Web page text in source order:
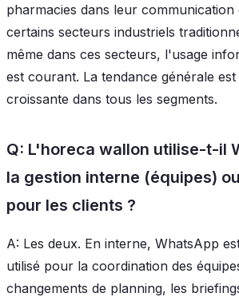
pharmacies dans leur communication
certains secteurs industriels
même dans ces secteurs, l'usage
est courant. La tendance générale
croissante dans tous les segments.
Q: L'horeca wallon utilise-t-il
la gestion interne (équipes)
pour les clients ?
A: Les deux. En interne, WhatsApp
utilisé pour la coordination des
changements de planning, les